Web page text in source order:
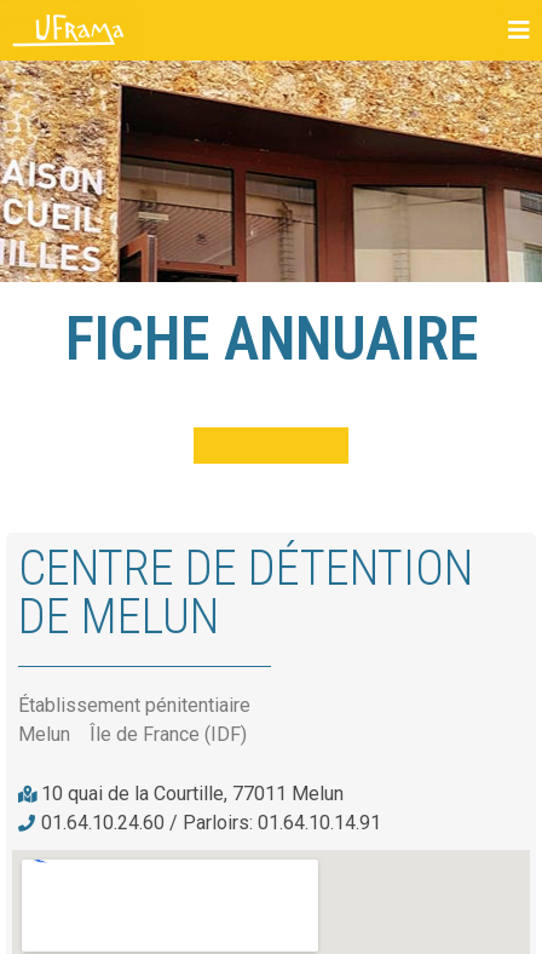
FICHE ANNUAIRE
CENTRE DE DÉTENTION
DE MELUN
Établissement pénitentiaire
Melun
Île de France (IDF)
10 quai de la Courtille, 77011 Melun
01.64.10.24.60 / Parloirs: 01.64.10.14.91